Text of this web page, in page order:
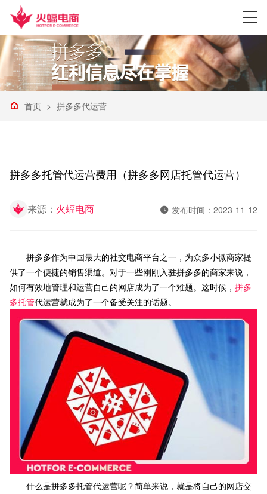
首页 > 拼多多代运营
拼多多托管代运营费用（拼多多网店托管代运营）
来源： 火蝠电商 发布时间：2023-11-12
拼多多作为中国最大的社交电商平台之一，为众多小微商家提
供了一个便捷的销售渠道。对于一些刚刚入驻拼多多的商家来说，
如何有效地管理和运营自己的网店成为了一个难题。这时候， 拼多
多托管代运营就成为了一个备受关注的话题。
什么是拼多多托管代运营呢？简单来说，就是将自己的网店交